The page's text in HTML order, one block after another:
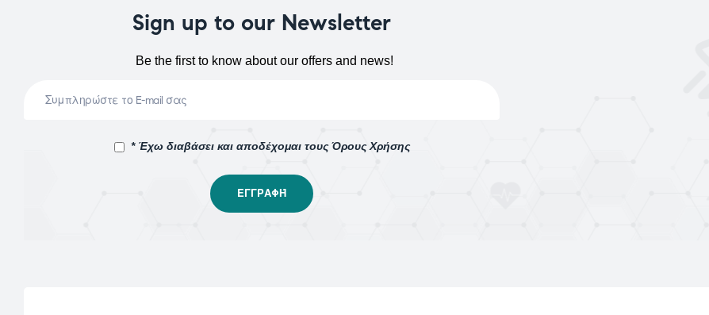
Sign up to our Newsletter
Be the first to know about our offers and news!
* Έχω διαβάσει και αποδέχομαι τους Όρους Χρήσης